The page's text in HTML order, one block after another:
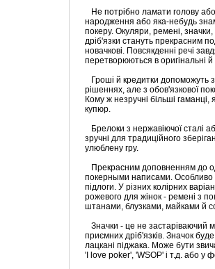
Не потрібно ламати голову
народження або яка-небудь
покеру. Окуляри, ремені,
дріб'язки стануть прекрасним
новачкові. Повсякденні речі
перетворюються в оригінальні
Гроші й кредитки допоможуть
рішеннях, але з обов'язкової
Кому ж незручні більші гаманці,
купюр.
Брелоки з нержавіючої сталі
зручні для традиційного
улюблену гру.
Прекрасним доповненням до
покерными написами. Особливо
підлоги. У різних колірних
рожевого для жінок - ремені з
штанами, блузками, майками й
Значки - це не застаріваючий
приємних дріб'язків. Значок
лацкані піджака. Може бути
'І love poker', 'WSOP' і т.д. або у